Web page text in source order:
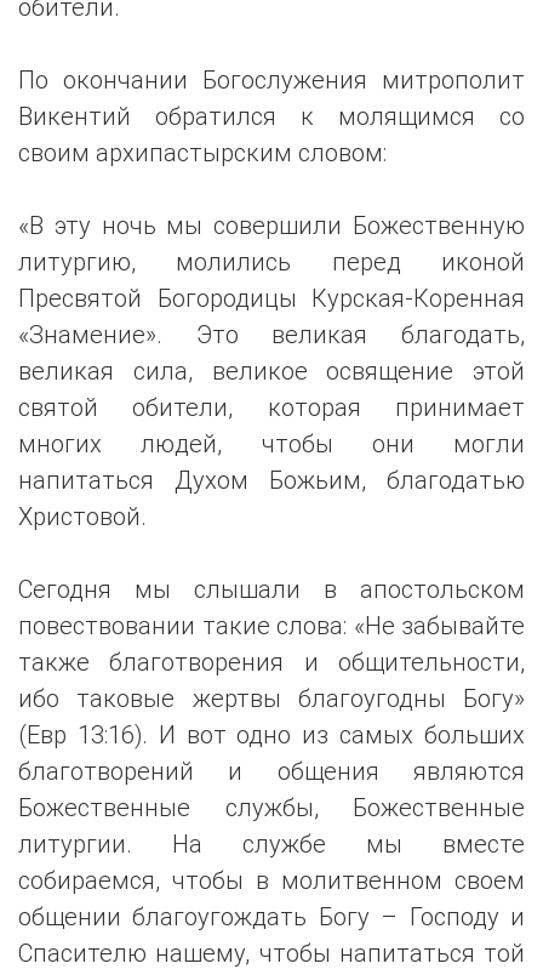
обители.
По окончании Богослужения митрополит
Викентий обратился к молящимся со
своим архипастырским словом:
«В эту ночь мы совершили Божественную
литургию, молились перед иконой
Пресвятой Богородицы Курская-Коренная
«Знамение». Это великая благодать,
великая сила, великое освящение этой
святой обители, которая принимает
многих людей, чтобы они могли
напитаться Духом Божьим, благодатью
Христовой.
Сегодня мы слышали в апостольском
повествовании такие слова: «Не забывайте
также благотворения и общительности,
ибо таковые жертвы благоугодны Богу»
(Евр 13:16). И вот одно из самых больших
благотворений и общения являются
Божественные службы, Божественные
литургии. На службе мы вместе
собираемся, чтобы в молитвенном своем
общении благоугождать Богу – Господу и
Спасителю нашему, чтобы напитаться той